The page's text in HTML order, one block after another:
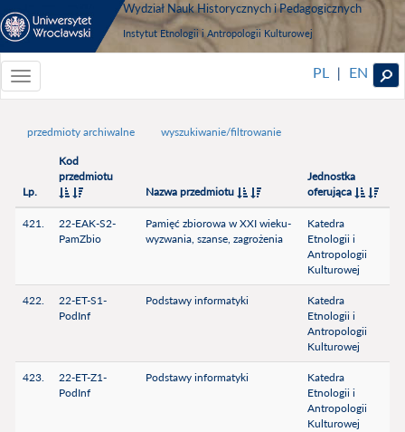
Wydział Nauk Historycznych i Pedagogicznych
Instytut Etnologii i Antropologii Kulturowej
Toggle
navigationToggle
PL | EN
przedmioty archiwalne wyszukiwanie/filtrowanie
Lp.
Kod
przedmiotu
Nazwa przedmiotu
Jednostka
oferująca
421.
22-EAK-S2-
PamZbio
Pamięć zbiorowa w XXI wieku-
wyzwania, szanse, zagrożenia
Katedra
Etnologii i
Antropologii
Kulturowej
422.
22-ET-S1-
PodInf
Podstawy informatyki
Katedra
Etnologii i
Antropologii
Kulturowej
423.
22-ET-Z1-
PodInf
Podstawy informatyki
Katedra
Etnologii i
Antropologii
Kulturowej